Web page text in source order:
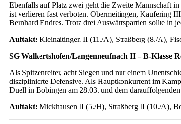
Ebenfalls auf Platz zwei geht die Zweite Mannschaft
ist verlieren fast verboten. Obermeitingen, Kaufering
Bernhard Endres. Trotz drei Auswärtspartien sollte in
Auftakt: Kleinaitingen II (11./A), Straßberg (8./A),
SG Walkertshofen/Langenneufnach II – B-Klasse
Als Spitzenreiter, acht Siegen und nur einem
disziplinierte Defensive. Als Hauptkonkurrent im
Duell in Bobingen am 28.03. und dem
Auftakt: Mickhausen II (5./H), Straßberg II (10./A),